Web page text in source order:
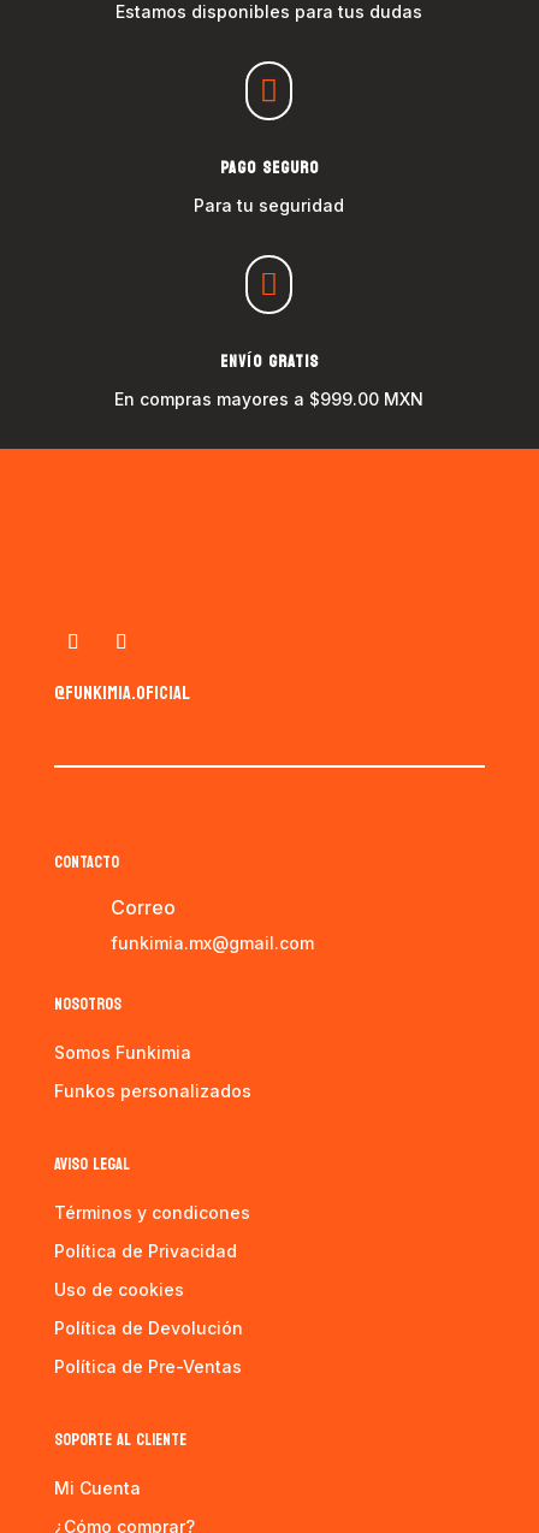
Estamos disponibles para tus dudas

PAGO SEGURO
Para tu seguridad

ENVÍO GRATIS
En compras mayores a $999.00 MXN
@funkimia.oficial
CONTACTO
Correo
funkimia.mx@gmail.com
NOSOTROS
Somos Funkimia
Funkos personalizados
AVISO LEGAL
Términos y condicones
Política de Privacidad
Uso de cookies
Política de Devolución
Política de Pre-Ventas
SOPORTE AL CLIENTE
Mi Cuenta
¿Cómo comprar?